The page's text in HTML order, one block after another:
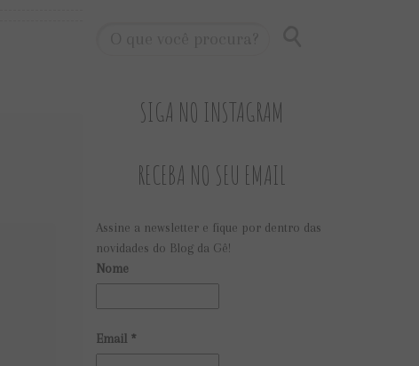
SIGA NO INSTAGRAM
RECEBA NO SEU EMAIL
Assine a newsletter e fique por dentro das
novidades do Blog da Gê!
Nome
Email *